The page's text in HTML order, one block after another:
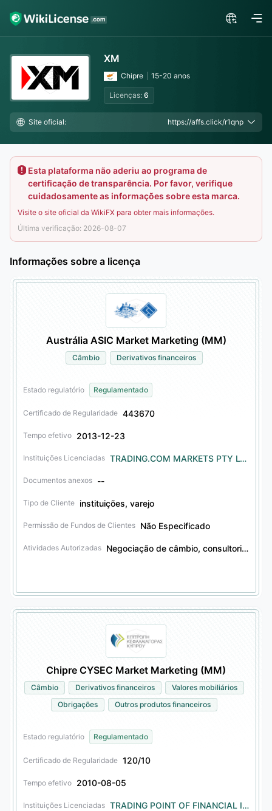
XM
Chipre 15-20 anos
Licenças: 6
Site oficial: https://affs.click/r1qnp
Esta plataforma não aderiu ao programa de
certificação de transparência. Por favor, verifique
cuidadosamente as informações sobre esta marca.
Visite o site oficial da WikiFX para obter mais informações.
Última verificação: 2026-08-07
Informações sobre a licença
Austrália ASIC Market Marketing (MM)
Câmbio Derivativos financeiros
Estado regulatório Regulamentado
Certificado de Regularidade 443670
Tempo efetivo 2013-12-23
Instituições Licenciadas TRADING.COM MARKETS PTY LTD
Documentos anexos --
Tipo de Cliente instituições, varejo
Permissão de Fundos de Clientes Não Especificado
Atividades Autorizadas Negociação de câmbio, consultoria de investimento em câmbio, negociação de derivativos financeiros, consultoria de investimento em derivativos financeiros
Chipre CYSEC Market Marketing (MM)
Câmbio Derivativos financeiros
Valores mobiliários
Obrigações
Outros produtos financeiros
Estado regulatório Regulamentado
Certificado de Regularidade 120/10
Tempo efetivo 2010-08-05
Instituições Licenciadas TRADING POINT OF FINANCIAL INSTRUMENTS LIMITED